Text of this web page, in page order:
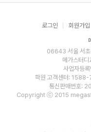
로그인 회원가입
06643 서울 서초
메가스터디
사업자등
학원 고객센터:
통신판매번호:
Copyright ⓒ 2015